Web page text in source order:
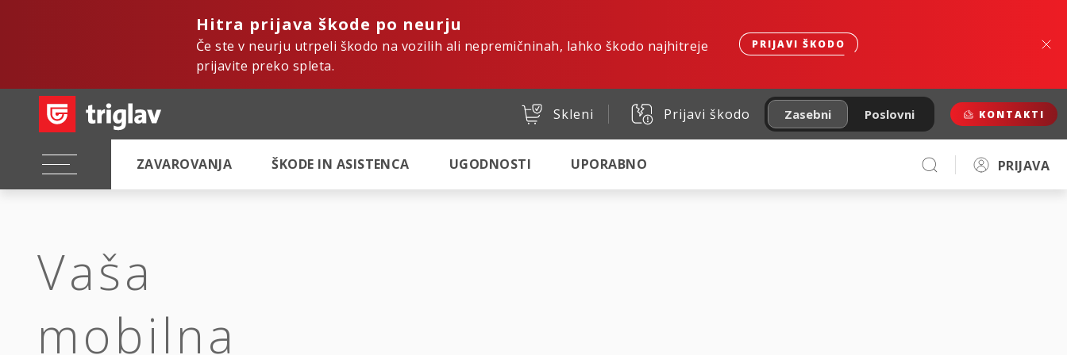
Hitra prijava škode po neurju
Če ste v neurju utrpeli škodo na vozilih ali nepremičninah, lahko škodo najhitreje
prijavite preko spleta.
PRIJAVI ŠKODO
Skleni Prijavi škodo Zasebni Poslovni KONTAKTI
ZAVAROVANJA ŠKODE IN ASISTENCA UGODNOSTI UPORABNO PRIJAVA
Vaša
mobilna